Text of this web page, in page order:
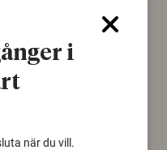
länge trodde var en
vara delar av en 2000 år
bär spår av romerskt
i
när du vill.